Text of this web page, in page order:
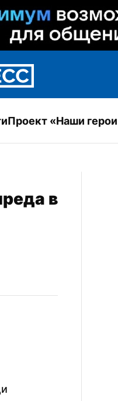
Проект «Наши
в